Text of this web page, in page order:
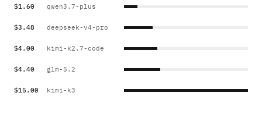
$1.60 qwen3.7-plus
$3.48 deepseek-v4-pro
$4.00 kimi-k2.7-code
$4.40 glm-5.2
$15.00 kimi-k3